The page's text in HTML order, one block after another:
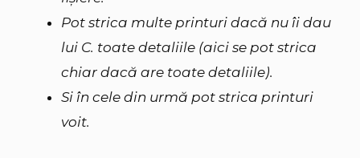
Pot strica multe printuri dacă nu îi dau
lui C. toate detaliile (aici se pot strica
chiar dacă are toate detaliile).
Si în cele din urmă pot strica printuri
voit.